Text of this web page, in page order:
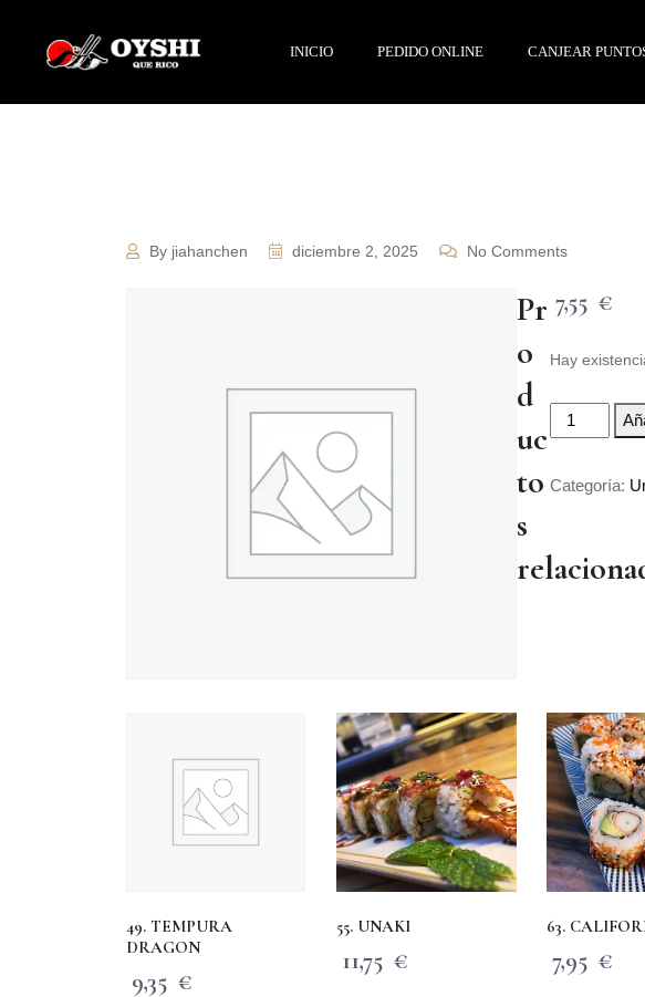
INICIO PEDIDO ONLINE CANJEAR
By jiahanchen diciembre 2, 2025 No Comments
7,55 €
Hay
Categoría:
Pr
o
d
uc
to
s
49. TEMPURA
DRAGON
9,35 €
55. UNAKI
11,75 €
63.
7,95 €